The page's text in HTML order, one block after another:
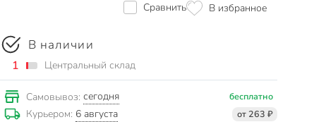
Сравнить В избранное
В наличии
1 Центральный склад
Самовывоз: сегодня бесплатно
Курьером: 6 августа от 263 ₽